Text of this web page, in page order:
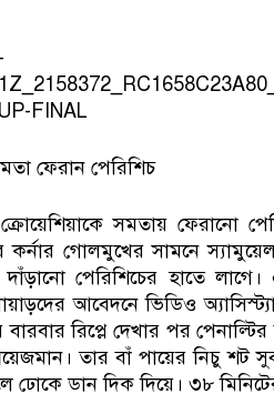
ফেরান পেরিশিচ
সমতায় ফেরানো
কর্নার গোলমুখের সামনে
দাঁড়ানো পেরিশিচের হাতে
আবেদনে ভিডিও
বারবার রিপ্লে দেখার পর
তার বাঁ পায়ের নিচু শট
ঢোকে ডান দিক দিয়ে। ৩৮